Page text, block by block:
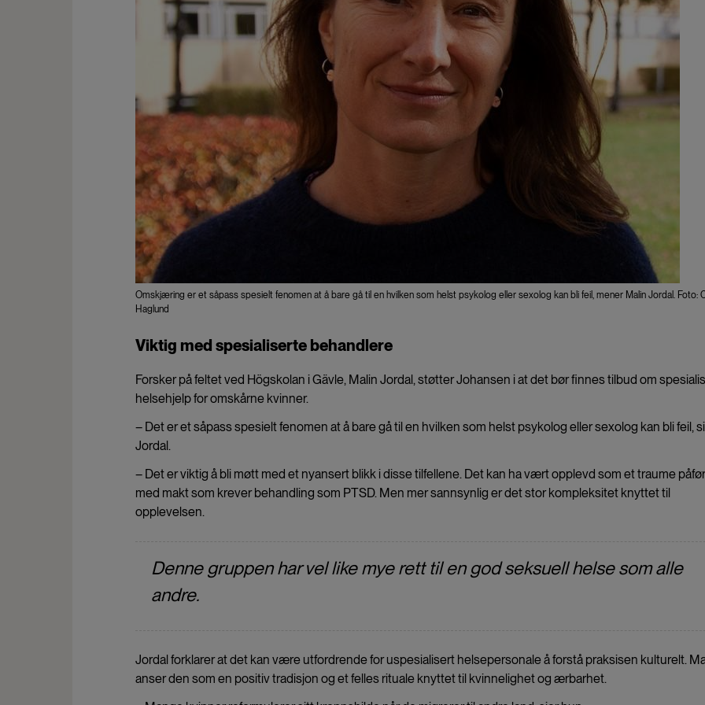
Omskjæring er et såpass spesielt fenomen at å bare gå til en hvilken som helst psykolog eller sexolog kan bli feil, mener Malin Jordal. Foto:
Haglund
Viktig med spesialiserte behandlere
Forsker på feltet ved Högskolan i Gävle, Malin Jordal, støtter Johansen i at det bør finnes tilbud om
helsehjelp for omskårne kvinner.
– Det er et såpass spesielt fenomen at å bare gå til en hvilken som helst psykolog eller sexolog kan bli feil,
Jordal.
– Det er viktig å bli møtt med et nyansert blikk i disse tilfellene. Det kan ha vært opplevd som et traume
med makt som krever behandling som PTSD. Men mer sannsynlig er det stor kompleksitet knyttet til
opplevelsen.
Denne gruppen har vel like mye rett til en god seksuell helse som alle
andre.
Jordal forklarer at det kan være utfordrende for uspesialisert helsepersonale å forstå praksisen kulturelt.
anser den som en positiv tradisjon og et felles rituale knyttet til kvinnelighet og ærbarhet.